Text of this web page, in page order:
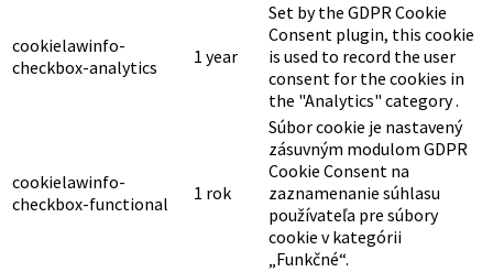
cookielawinfo-
checkbox-analytics
1 year
Set by the GDPR Cookie
Consent plugin, this cookie
is used to record the user
consent for the cookies in
the "Analytics" category .
cookielawinfo-
checkbox-functional
1 rok
Súbor cookie je nastavený
zásuvným modulom GDPR
Cookie Consent na
zaznamenanie súhlasu
používateľa pre súbory
cookie v kategórii
„Funkčné“.